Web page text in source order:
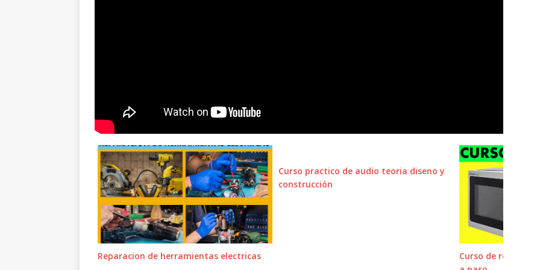
Reparacion de herramientas electricas
Curso practico de audio teoria diseno y
construcción
Curso de